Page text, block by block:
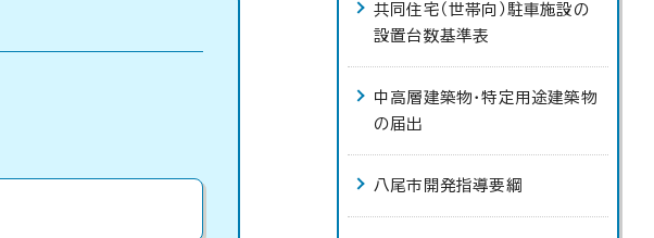
共同住宅（世帯向）駐車施設の
設置台数基準表
中高層建築物・特定用途建築物
の届出
八尾市開発指導要綱